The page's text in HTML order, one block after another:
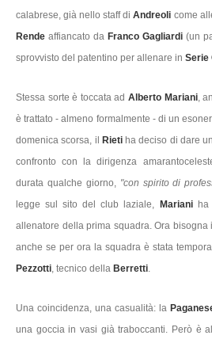
calabrese, già nello staff diAndreoli come
Rende affiancato da Franco Gagliardi (un
sprovvisto del patentino per allenare in Serie
Stessa sorte è toccata adAlberto Mariani,
è trattato - almeno formalmente - di un
domenica scorsa, il
Rieti ha deciso di dare
confronto con la dirigenza
durata qualche giorno, "con spirito di
legge sul sito del club laziale,
Mariani
allenatore della prima squadra. Ora
anche se per ora la squadra è stata
Pezzotti, tecnico della Berretti.
Una coincidenza, una casualità: la
una goccia in vasi già traboccanti. Però è